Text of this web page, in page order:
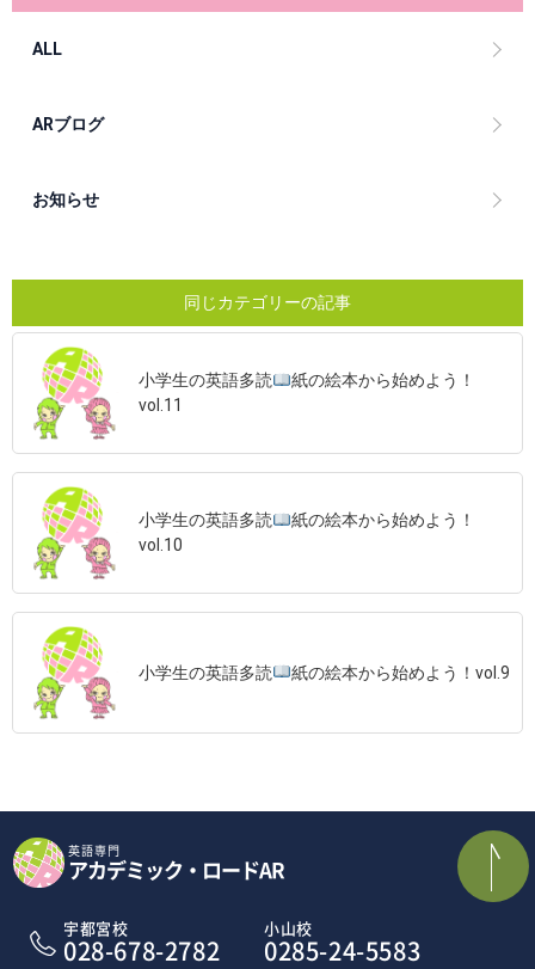
ALL
ARブログ
お知らせ
同じカテゴリーの記事
小学生の英語多読
紙の絵本から始めよう！
vol.11
小学生の英語多読
紙の絵本から始めよう！
vol.10
小学生の英語多読 紙の絵本から始めよう！vol.9
英語専門
アカデミック・ロードAR
宇都宮校
028-678-2782
小山校
0285-24-5583